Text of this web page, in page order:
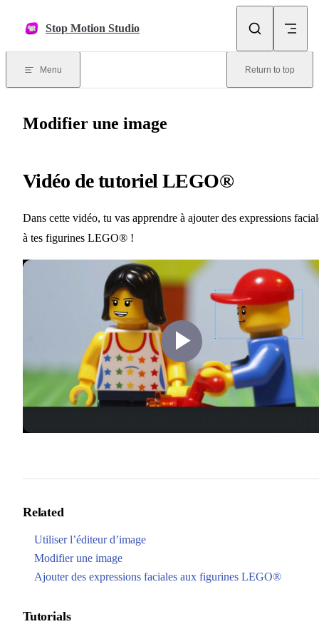
Stop Motion Studio
Menu Return to top
Modifier une image
Vidéo de tutoriel LEGO®
Dans cette vidéo, tu vas apprendre à ajouter des expressions
à tes figurines LEGO® !
Play
Video
Related
Utiliser l’éditeur d’image
Modifier une image
Ajouter des expressions faciales aux figurines LEGO®
Tutorials